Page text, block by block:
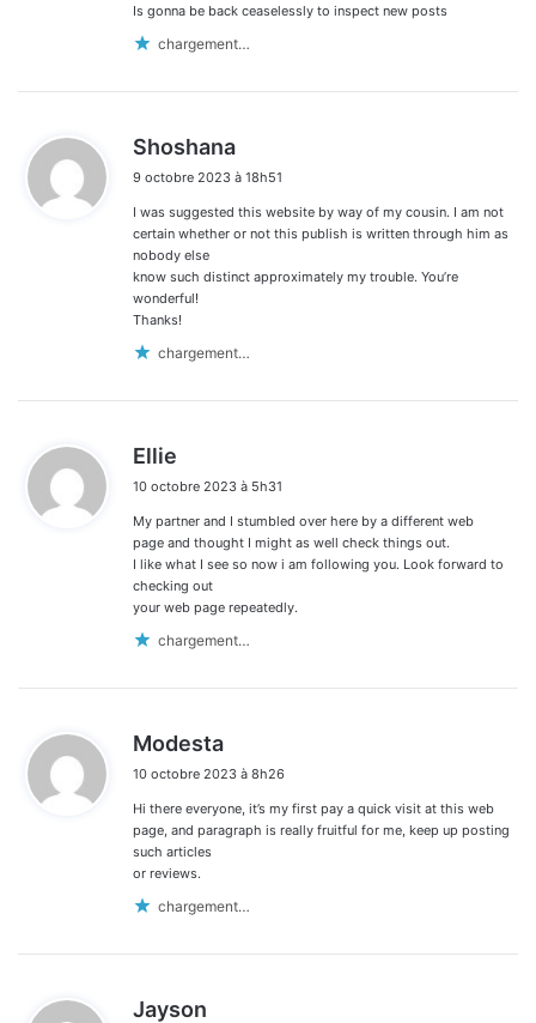
Is gonna be back ceaselessly to inspect new posts
chargement…
Shoshana
t
:
9 octobre 2023 à 18h51
I was suggested this website by way of my cousin. I am not
certain whether or not this publish is written through him as
nobody else
know such distinct approximately my trouble. You’re
wonderful!
Thanks!
chargement…
Ellie
t
:
10 octobre 2023 à 5h31
My partner and I stumbled over here by a different web
page and thought I might as well check things out.
I like what I see so now i am following you. Look forward to
checking out
your web page repeatedly.
chargement…
Modesta
t
:
10 octobre 2023 à 8h26
Hi there everyone, it’s my first pay a quick visit at this web
page, and paragraph is really fruitful for me, keep up posting
such articles
or reviews.
chargement…
Jayson